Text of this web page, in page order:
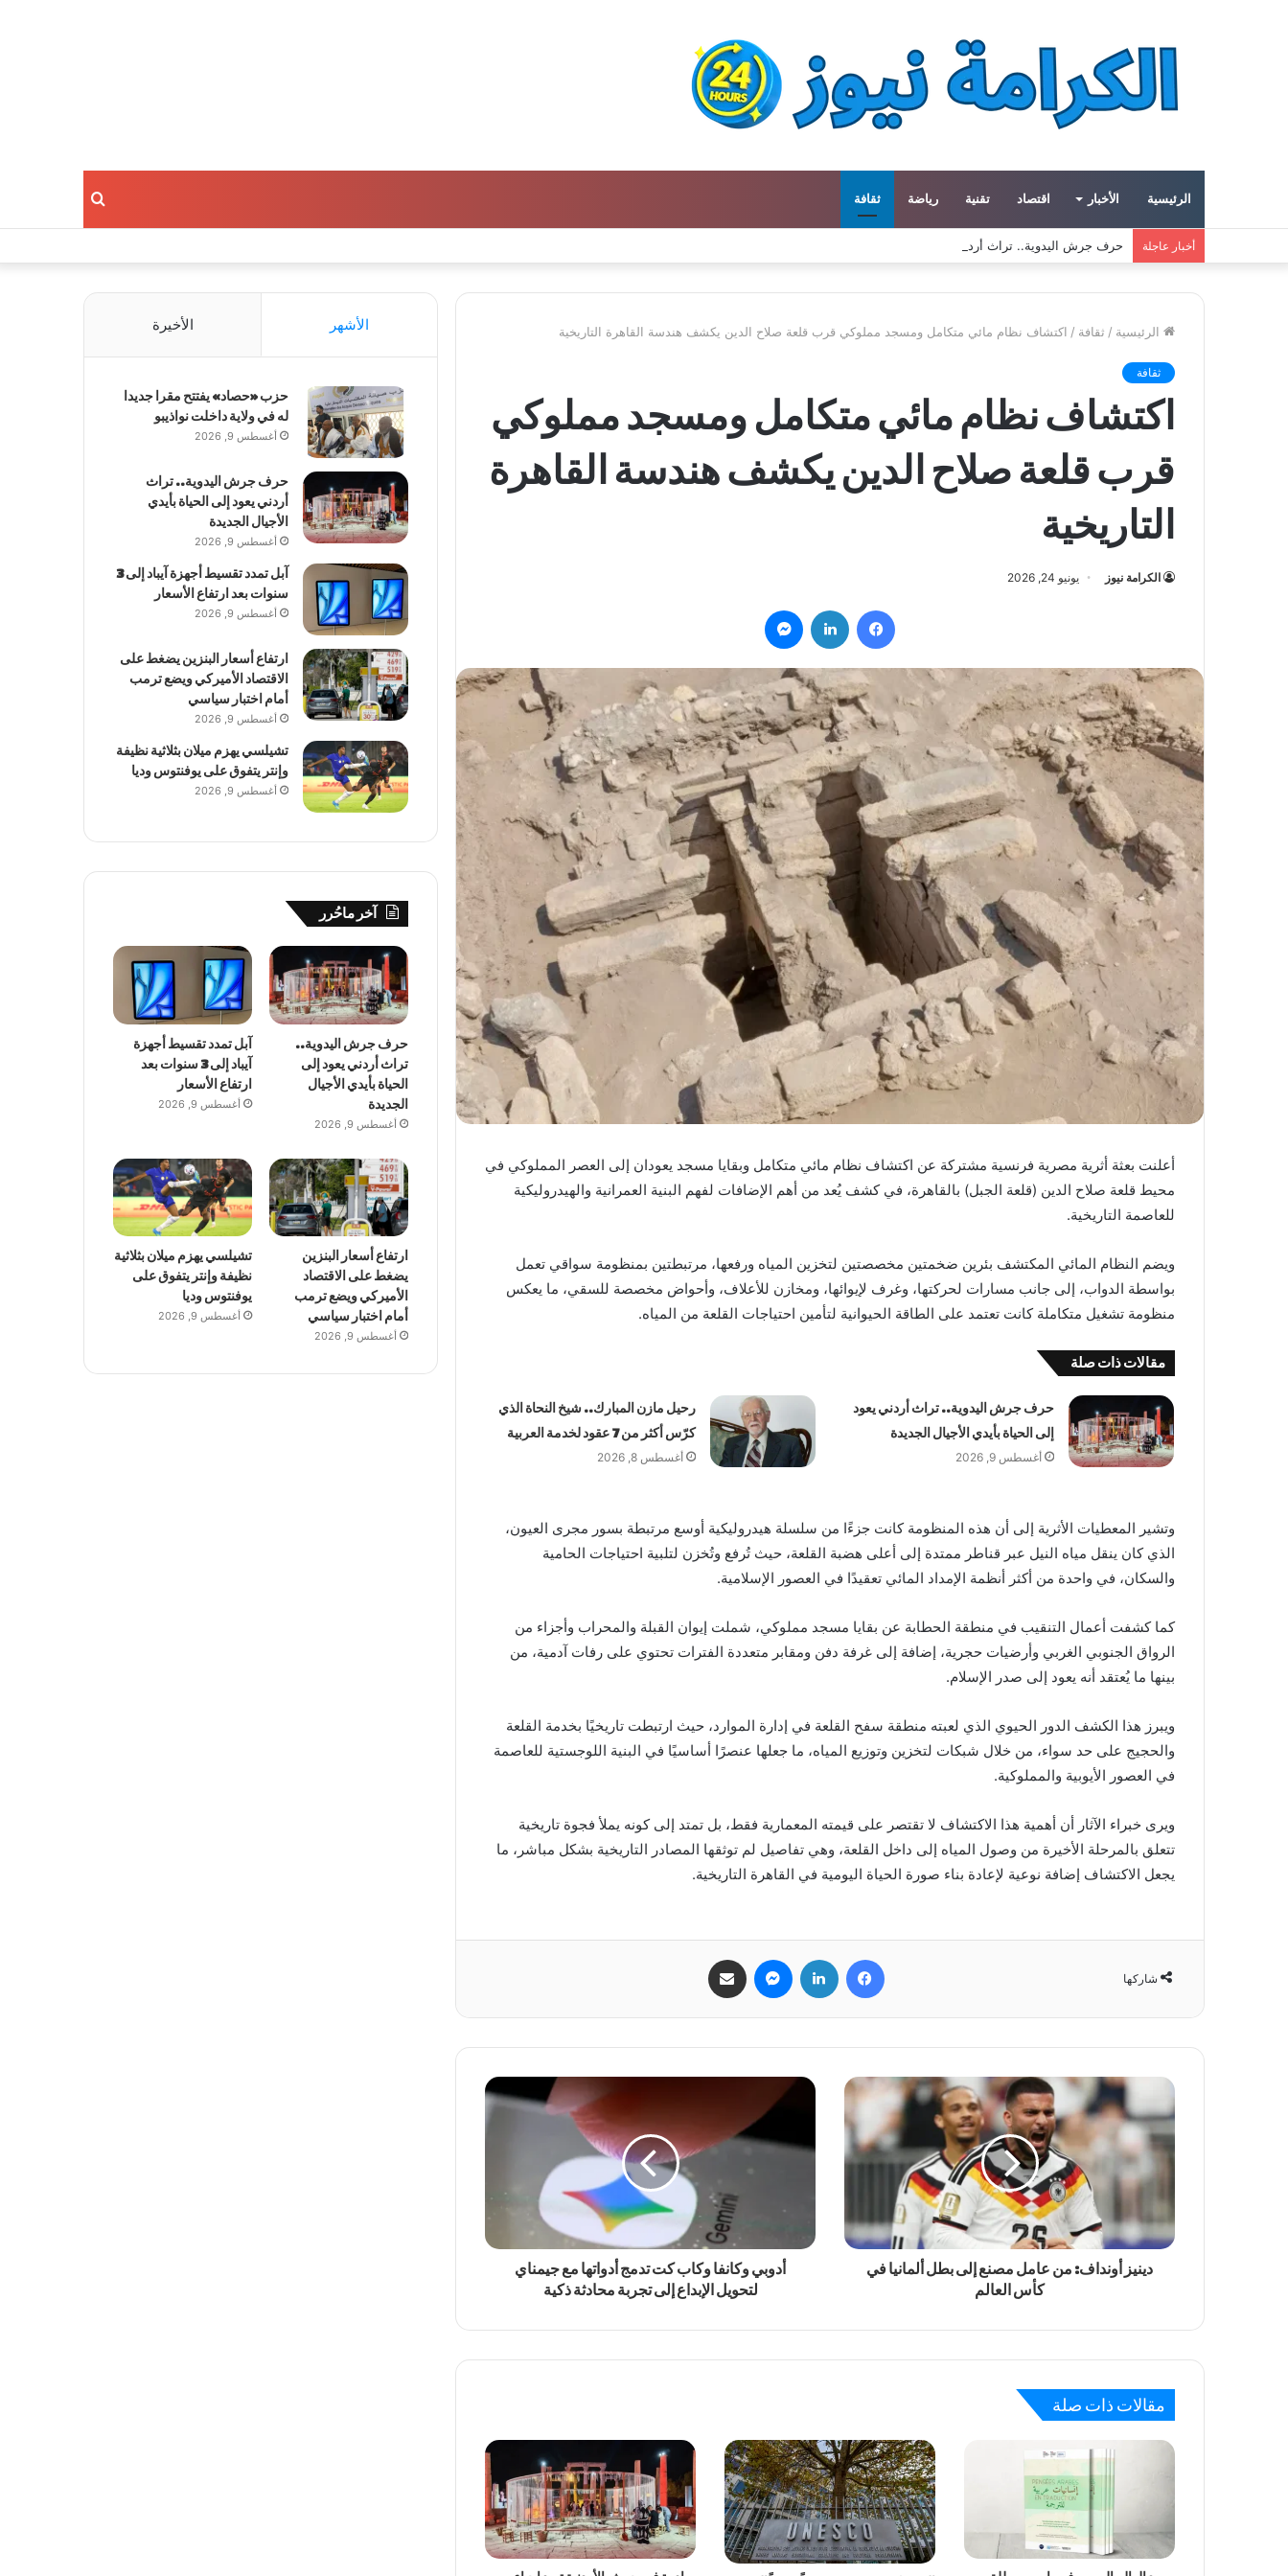
الرئيسية الأخبار اقتصاد تقنية رياضة ثقافة بحث
أخبار عاجلة حرف جرش اليدوية.. تراث أردني يعود إلى الحياة بأيدي الأجيال الجديدة
الرئيسية / ثقافة / اكتشاف نظام مائي متكامل ومسجد مملوكي قرب قلعة صلاح الدين يكشف هندسة القاهرة التاريخية
ثقافة
اكتشاف نظام مائي متكامل ومسجد مملوكي
قرب قلعة صلاح الدين يكشف هندسة القاهرة
التاريخية
الكرامة نيوز يونيو 24, 2026
فيسبوك لينكدإن
أعلنت بعثة أثرية مصرية فرنسية مشتركة عن اكتشاف نظام مائي متكامل وبقايا مسجد يعودان إلى العصر المملوكي في
محيط قلعة صلاح الدين (قلعة الجبل) بالقاهرة، في كشف يُعد من أهم الإضافات لفهم البنية العمرانية والهيدروليكية
للعاصمة التاريخية.
ويضم النظام المائي المكتشف بئرين ضخمتين مخصصتين لتخزين المياه ورفعها، مرتبطتين بمنظومة سواقي تعمل
بواسطة الدواب، إلى جانب مسارات لحركتها، وغرف لإيوائها، ومخازن للأعلاف، وأحواض مخصصة للسقي، ما يعكس
منظومة تشغيل متكاملة كانت تعتمد على الطاقة الحيوانية لتأمين احتياجات القلعة من المياه.
مقالات ذات صلة
حرف جرش اليدوية.. تراث أردني يعود
إلى الحياة بأيدي الأجيال الجديدة
أغسطس 9, 2026
رحيل مازن المبارك.. شيخ النحاة الذي
كرّس أكثر من 7 عقود لخدمة العربية
أغسطس 8, 2026
وتشير المعطيات الأثرية إلى أن هذه المنظومة كانت جزءًا من سلسلة هيدروليكية أوسع مرتبطة بسور مجرى العيون،
الذي كان ينقل مياه النيل عبر قناطر ممتدة إلى أعلى هضبة القلعة، حيث تُرفع وتُخزن لتلبية احتياجات الحامية
والسكان، في واحدة من أكثر أنظمة الإمداد المائي تعقيدًا في العصور الإسلامية.
كما كشفت أعمال التنقيب في منطقة الحطابة عن بقايا مسجد مملوكي، شملت إيوان القبلة والمحراب وأجزاء من
الرواق الجنوبي الغربي وأرضيات حجرية، إضافة إلى غرفة دفن ومقابر متعددة الفترات تحتوي على رفات آدمية، من
بينها ما يُعتقد أنه يعود إلى صدر الإسلام.
ويبرز هذا الكشف الدور الحيوي الذي لعبته منطقة سفح القلعة في إدارة الموارد، حيث ارتبطت تاريخيًا بخدمة القلعة
والحجيج على حد سواء، من خلال شبكات لتخزين وتوزيع المياه، ما جعلها عنصرًا أساسيًا في البنية اللوجستية للعاصمة
في العصور الأيوبية والمملوكية.
ويرى خبراء الآثار أن أهمية هذا الاكتشاف لا تقتصر على قيمته المعمارية فقط، بل تمتد إلى كونه يملأ فجوة تاريخية
تتعلق بالمرحلة الأخيرة من وصول المياه إلى داخل القلعة، وهي تفاصيل لم توثقها المصادر التاريخية بشكل مباشر، ما
يجعل الاكتشاف إضافة نوعية لإعادة بناء صورة الحياة اليومية في القاهرة التاريخية.
شاركها
فيسبوك لينكدإن ماسنجر
دينيز أونداف: من عامل مصنع إلى بطل ألمانيا في
كأس العالم
أدوبي وكانفا وكاب كت تدمج أدواتها مع جيمناي
لتحويل الإبداع إلى تجربة محادثة ذكية
مقالات ذات صلة
الأشهر الأخيرة
حزب «حصاد» يفتتح مقرا جديدا
له في ولاية داخلت نواذيبو
أغسطس 9, 2026
حرف جرش اليدوية.. تراث
أردني يعود إلى الحياة بأيدي
الأجيال الجديدة
أغسطس 9, 2026
آبل تمدد تقسيط أجهزة آيباد إلى 3
سنوات بعد ارتفاع الأسعار
أغسطس 9, 2026
ارتفاع أسعار البنزين يضغط على
الاقتصاد الأميركي ويضع ترمب
أمام اختبار سياسي
أغسطس 9, 2026
تشيلسي يهزم ميلان بثلاثية نظيفة
وإنتر يتفوق على يوفنتوس وديا
أغسطس 9, 2026
آخر ماحُرر
حرف جرش اليدوية..
تراث أردني يعود إلى
الحياة بأيدي الأجيال
الجديدة
أغسطس 9, 2026
آبل تمدد تقسيط أجهزة
آيباد إلى 3 سنوات بعد
ارتفاع الأسعار
أغسطس 9, 2026
ارتفاع أسعار البنزين
يضغط على الاقتصاد
الأميركي ويضع ترمب
أمام اختبار سياسي
أغسطس 9, 2026
تشيلسي يهزم ميلان بثلاثية
نظيفة وإنتر يتفوق على
يوفنتوس وديا
أغسطس 9, 2026